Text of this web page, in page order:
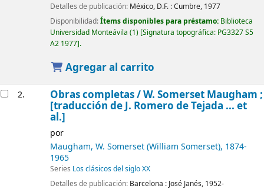
Detalles de publicación: México, D.F. :Cumbre, 1977
Disponibilidad:Ítems disponibles para préstamo: Biblioteca
Universidad Monteávila (1) Signatura topográfica: PG3327 S5
A2 1977 .
Agregar al carrito
2. Obras completas /W. Somerset Maugham ;
[traducción de J. Romero de Tejada ... et
al.]
por
Maugham, W. Somerset (William Somerset), 1874-
1965
Series Los clásicos del siglo XX
Detalles de publicación: Barcelona : José Janés, 1952-